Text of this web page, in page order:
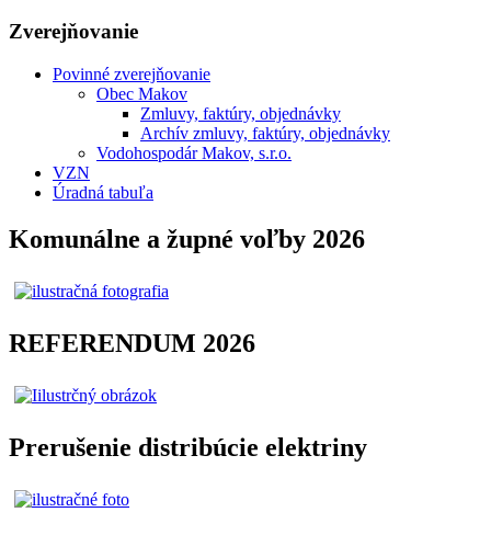
Zverejňovanie
Povinné zverejňovanie
Obec Makov
Zmluvy, faktúry, objednávky
Archív zmluvy, faktúry, objednávky
Vodohospodár Makov, s.r.o.
VZN
Úradná tabuľa
Komunálne a župné voľby 2026
REFERENDUM 2026
Prerušenie distribúcie elektriny